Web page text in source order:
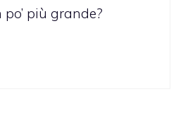
più grande?